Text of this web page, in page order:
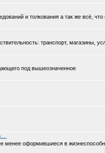
и толкования а так же всё,
транспорт, магазины,
под вышеозначенное
менее оформившиеся в